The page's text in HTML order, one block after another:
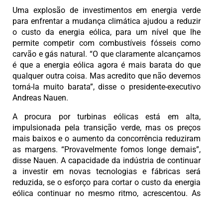
Uma explosão de investimentos em energia verde
para enfrentar a mudança climática ajudou a reduzir
o custo da energia eólica, para um nível que lhe
permite competir com combustíveis fósseis como
carvão e gás natural. “O que claramente alcançamos
é que a energia eólica agora é mais barata do que
qualquer outra coisa. Mas acredito que não devemos
torná-la muito barata”, disse o presidente-executivo
Andreas Nauen.
A procura por turbinas eólicas está em alta,
impulsionada pela transição verde, mas os preços
mais baixos e o aumento da concorrência reduziram
as margens. “Provavelmente fomos longe demais”,
disse Nauen. A capacidade da indústria de continuar
a investir em novas tecnologias e fábricas será
reduzida, se o esforço para cortar o custo da energia
eólica continuar no mesmo ritmo, acrescentou. As